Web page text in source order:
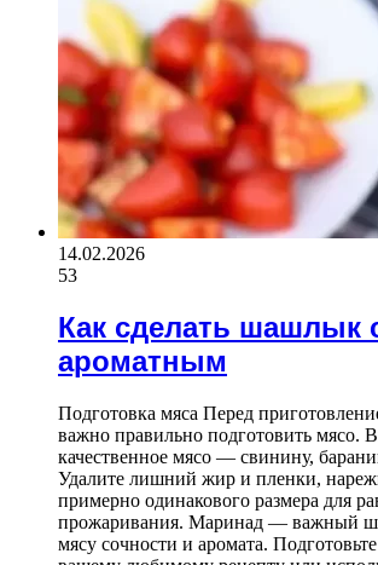
14.02.2026
53
Как сделать шашлык
ароматным
Подготовка мяса Перед
важно правильно подготовить мясо.
качественное мясо — свинину,
Удалите лишний жир и пленки,
примерно одинакового размера для
прожаривания. Маринад — важный
мясу сочности и аромата.